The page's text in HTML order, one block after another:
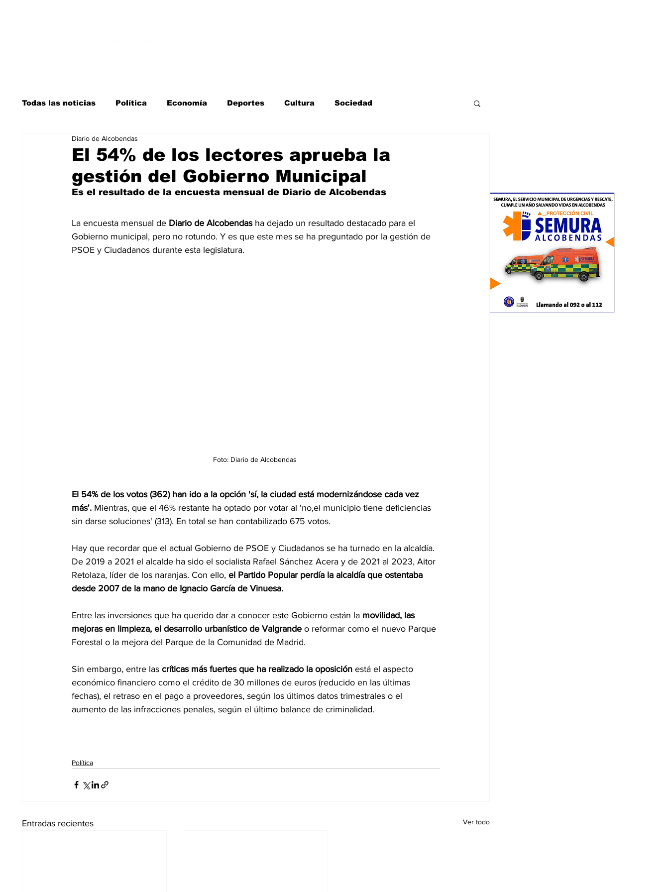
Todas las noticias Política Economía Deportes Cultura Sociedad
Salud y bienestar Educación e infancia
La verdad detrás de la guerra Kit Digital Sucesos Fiestas Mayores
El 54% de los lectores aprueba la
gestión del Gobierno Municipal
Diario de Alcobendas
Es el resultado de la encuesta mensual de Diario de Alcobendas
La encuesta mensual de Diario de Alcobendas ha dejado un resultado destacado para el
Gobierno municipal, pero no rotundo. Y es que este mes se ha preguntado por la gestión de
PSOE y Ciudadanos durante esta legislatura.
Foto: Diario de Alcobendas
El 54% de los votos (362) han ido a la opción 'sí, la ciudad está modernizándose cada vez
más'. Mientras, que el 46% restante ha optado por votar al 'no,el municipio tiene deficiencias
sin darse soluciones' (313). En total se han contabilizado 675 votos.
Hay que recordar que el actual Gobierno de PSOE y Ciudadanos se ha turnado en la alcaldía.
De 2019 a 2021 el alcalde ha sido el socialista Rafael Sánchez Acera y de 2021 al 2023, Aitor
Retolaza, líder de los naranjas. Con ello, el Partido Popular perdía la alcaldía que ostentaba
desde 2007 de la mano de Ignacio García de Vinuesa.
Entre las inversiones que ha querido dar a conocer este Gobierno están la movilidad, las
mejoras en limpieza, el desarrollo urbanístico de Valgrande o reformar como el nuevo Parque
Forestal o la mejora del Parque de la Comunidad de Madrid.
Sin embargo, entre las críticas más fuertes que ha realizado la oposición está el aspecto
económico financiero como el crédito de 30 millones de euros (reducido en las últimas
fechas), el retraso en el pago a proveedores, según los últimos datos trimestrales o el
aumento de las infracciones penales, según el último balance de criminalidad.
Política
Entradas recientes Ver todo